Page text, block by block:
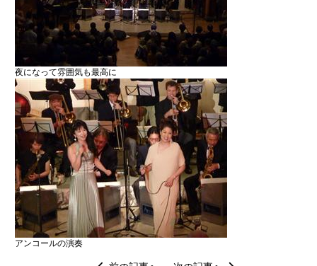
夜になって雰囲気も最高に
アンコールの演奏